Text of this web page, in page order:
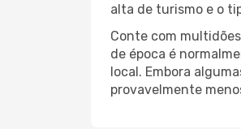
alta de turismo e o
Conte com
de época é
local. Embora
provavelmente